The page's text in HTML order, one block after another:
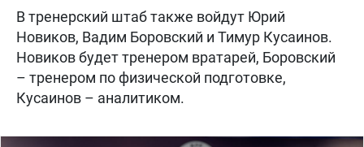
В тренерский штаб также войдут Юрий
Новиков, Вадим Боровский и Тимур Кусаинов.
Новиков будет тренером вратарей, Боровский
– тренером по физической подготовке,
Кусаинов – аналитиком.